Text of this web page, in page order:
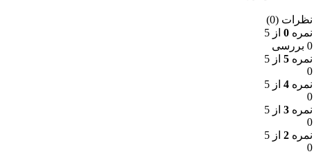
نظرات (0)
نمره 0 از 5
0 بررسی
نمره 5 از 5
0
نمره 4 از 5
0
نمره 3 از 5
0
نمره 2 از 5
0